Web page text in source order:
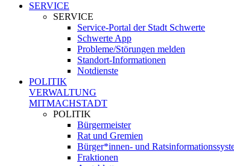
SERVICE
SERVICE
Service-Portal der Stadt Schwerte
Schwerte App
Probleme/Störungen melden
Standort-Informationen
Notdienste
POLITIK
VERWALTUNG
MITMACHSTADT
POLITIK
Bürgermeister
Rat und Gremien
Bürger*innen- und
Fraktionen